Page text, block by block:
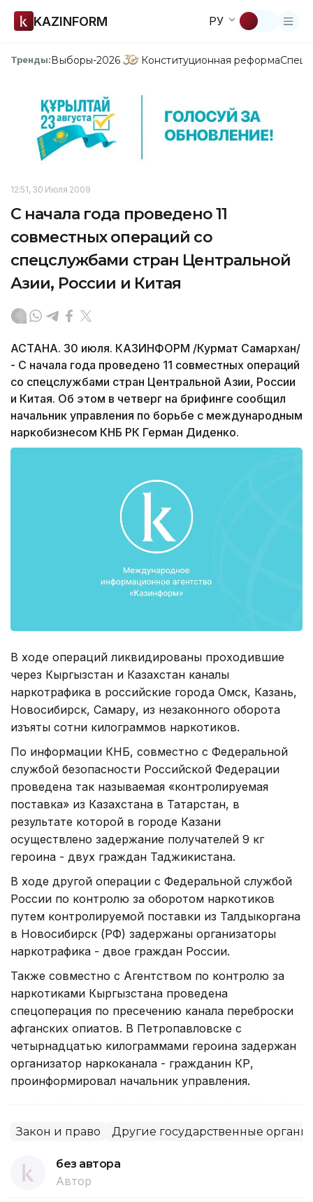
KAZINFORM РУ
Тренды:Выборы-2026 Конституционная реформа
12:51, 30 Июля 2009
С начала года проведено 11
совместных операций со
спецслужбами стран Центральной
Азии, России и Китая
АСТАНА. 30 июля. КАЗИНФОРМ /Курмат Самархан/
- С начала года проведено 11 совместных операций
со спецслужбами стран Центральной Азии, России
и Китая. Об этом в четверг на брифинге сообщил
начальник управления по борьбе с международным
наркобизнесом КНБ РК Герман Диденко.
В ходе операций ликвидированы проходившие
через Кыргызстан и Казахстан каналы
наркотрафика в российские города Омск, Казань,
Новосибирск, Самару, из незаконного оборота
изъяты сотни килограммов наркотиков.
По информации КНБ, совместно с Федеральной
службой безопасности Российской Федерации
проведена так называемая «контролируемая
поставка» из Казахстана в Татарстан, в
результате которой в городе Казани
осуществлено задержание получателей 9 кг
героина - двух граждан Таджикистана.
В ходе другой операции с Федеральной службой
России по контролю за оборотом наркотиков
путем контролируемой поставки из Талдыкоргана
в Новосибирск (РФ) задержаны организаторы
наркотрафика - двое граждан России.
Также совместно с Агентством по контролю за
наркотиками Кыргызстана проведена
спецоперация по пресечению канала переброски
афганских опиатов. В Петропавловске с
четырнадцатью килограммами героина задержан
организатор наркоканала - гражданин КР,
проинформировал начальник управления.
Закон и право Другие государственные органы
без автора
Автор